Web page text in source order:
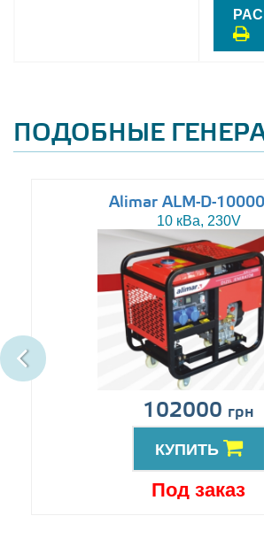
ПОДОБНЫЕ
Alimar ALM-D-
10 кВа, 230V
102000 грн
КУПИТЬ
Под заказ